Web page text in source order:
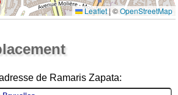
Leaflet | ©OpenStreetMap
de Ramaris Zapata: